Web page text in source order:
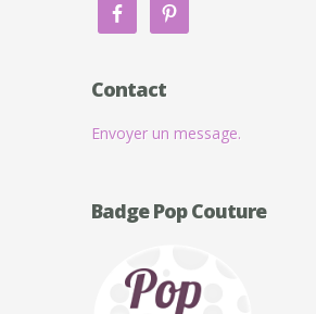
Contact
Envoyer un message.
Badge Pop Couture